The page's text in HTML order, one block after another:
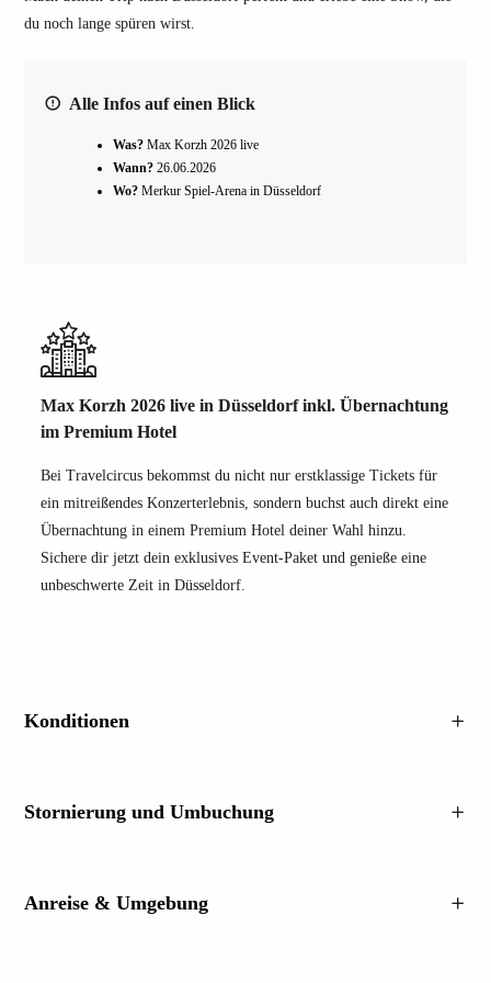
du noch lange spüren wirst.
Alle Infos auf einen Blick
Was? Max Korzh 2026 live
Wann? 26.06.2026
Wo? Merkur Spiel-Arena in Düsseldorf
Max Korzh 2026 live in Düsseldorf inkl. Übernachtung
im Premium Hotel
Bei Travelcircus bekommst du nicht nur erstklassige Tickets für
ein mitreißendes Konzerterlebnis, sondern buchst auch direkt eine
Übernachtung in einem Premium Hotel deiner Wahl hinzu.
Sichere dir jetzt dein exklusives Event-Paket und genieße eine
unbeschwerte Zeit in Düsseldorf.
Konditionen
Stornierung und Umbuchung
Anreise & Umgebung